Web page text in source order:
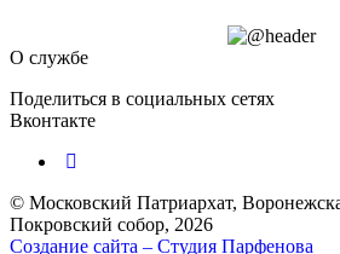
О службе
Поделиться в социальных сетях
Вконтакте
© Московский Патриархат,
Покровский собор, 2026
Создание сайта – Cтудия Парфенова